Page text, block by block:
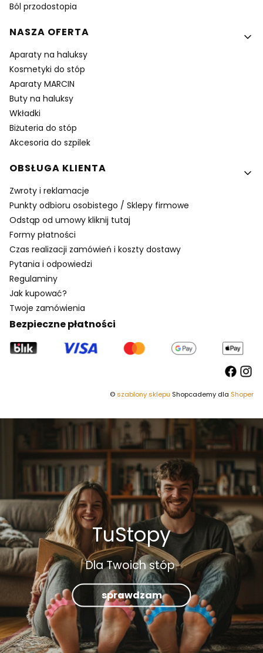
Ból przodostopia
NASZA OFERTA
Aparaty na haluksy
Kosmetyki do stóp
Aparaty MARCIN
Buty na haluksy
Wkładki
Biżuteria do stóp
Akcesoria do szpilek
OBSŁUGA KLIENTA
Zwroty i reklamacje
Punkty odbioru osobistego / Sklepy firmowe
Odstąp od umowy kliknij tutaj
Formy płatności
Czas realizacji zamówień i koszty dostawy
Pytania i odpowiedzi
Regulaminy
Jak kupować?
Twoje zamówienia
Bezpieczne płatności
©szablony sklepu Shopcademy dla Shoper
TuStopy
Dla Twoich stóp
sprawdzam